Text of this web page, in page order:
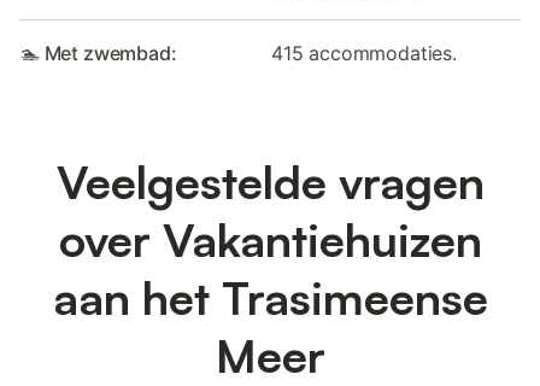
🏊 Met zwembad: 415 accommodaties.
Veelgestelde vragen
over Vakantiehuizen
aan het Trasimeense
Meer